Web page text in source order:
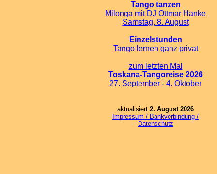
Tango tanzen
Milonga mit DJ Ottmar Hanke
Samstag, 8. August
Einzelstunden
Tango lernen ganz privat
zum letzten Mal
Toskana-Tangoreise 2026
27. September - 4. Oktober
aktualisiert 2. August 2026
Impressum / Bankverbindung /
Datenschutz